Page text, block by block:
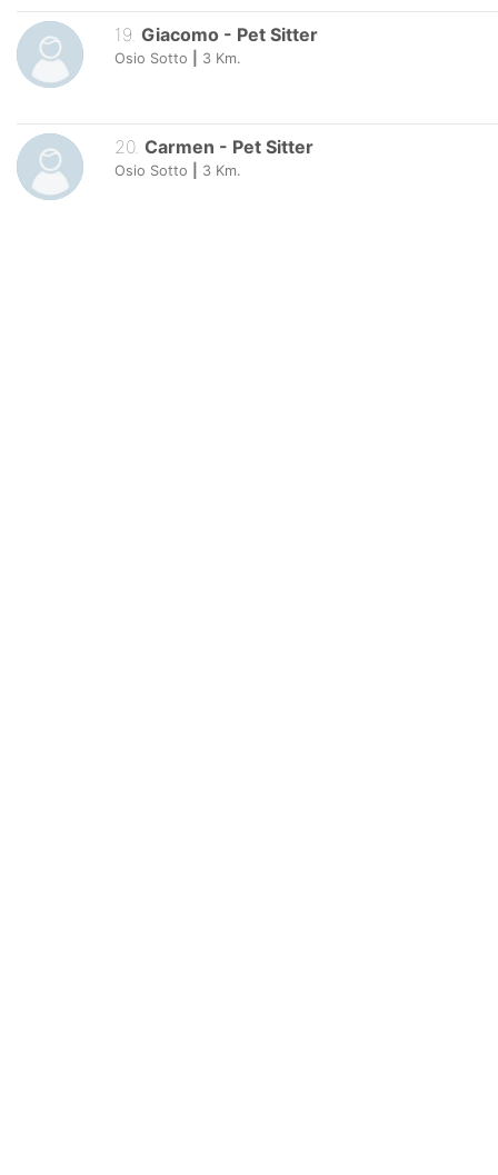
19. Giacomo - Pet Sitter
Osio Sotto 3 Km.
20. Carmen - Pet Sitter
Osio Sotto 3 Km.